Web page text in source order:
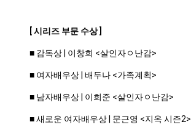
[ 시리즈 부문 수상 ]
■ 감독상 | 이창희 <살인자ㅇ난감>
■ 여자배우상 | 배두나 <가족계획>
■ 남자배우상 | 이희준 <살인자ㅇ난감>
■새로운 여자배우상 | 문근영 <지옥 시즌2>